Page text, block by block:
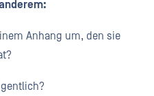
Anhang um, den sie